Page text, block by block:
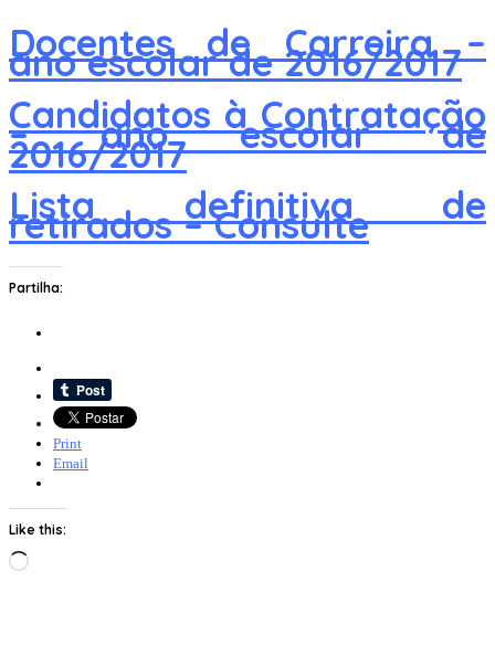
Docentes de Carreira –
ano escolar de 2016/2017
Candidatos à Contratação
– ano escolar de
2016/2017
Lista definitiva de
retirados – Consulte
Partilha:
Print
Email
Like this:
Loading…